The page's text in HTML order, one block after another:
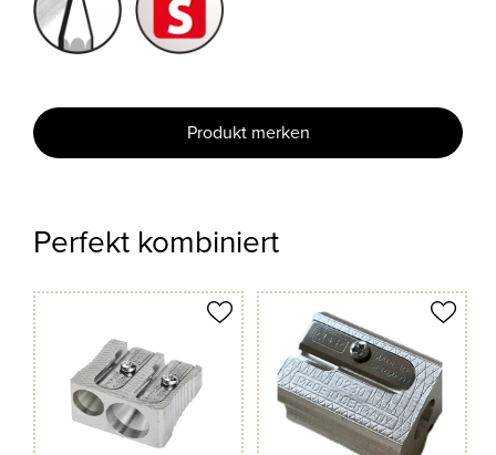
Produkt merken
Perfekt kombiniert
merken Produkt merken